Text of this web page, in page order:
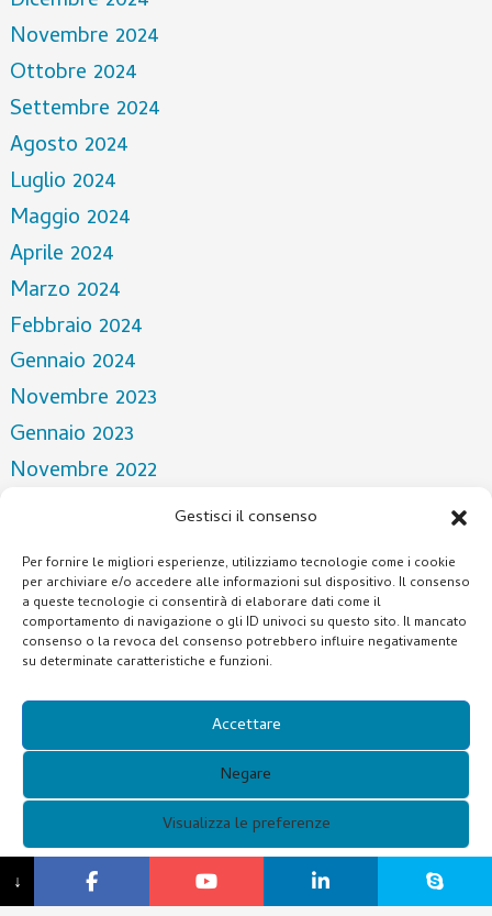
Gestisci il consenso
Per fornire le migliori esperienze, utilizziamo tecnologie come i cookie
per archiviare e/o accedere alle informazioni sul dispositivo. Il consenso
a queste tecnologie ci consentirà di elaborare dati come il
comportamento di navigazione o gli ID univoci su questo sito. Il mancato
consenso o la revoca del consenso potrebbero influire negativamente
su determinate caratteristiche e funzioni.
Accettare
Negare
Visualizza le preferenze
Novembre 2024
Ottobre 2024
Settembre 2024
Agosto 2024
Luglio 2024
Maggio 2024
Aprile 2024
Marzo 2024
Febbraio 2024
Gennaio 2024
Novembre 2023
Gennaio 2023
Novembre 2022
Dicembre 2021
Ottobre 2021
Luglio 2021
Categorie
NOTIZIA
Copyright © 2021 Guangzhou Xunqi Glasses Co. Tutti i diritti
riservati.
↓